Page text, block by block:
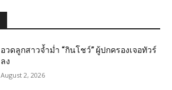
อวดลูกสาวจ้ำม่ำ “กินโชว์” ผู้ปกครองเจอทัวร์
ลง
August 2, 2026